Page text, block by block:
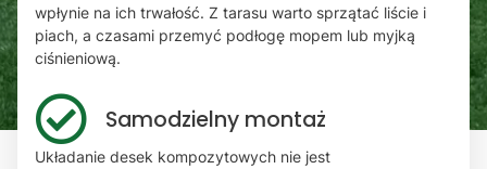
wpłynie na ich trwałość. Z tarasu warto sprzątać liście i
piach, a czasami przemyć podłogę mopem lub myjką
ciśnieniową.
Samodzielny montaż
Układanie desek kompozytowych nie jest